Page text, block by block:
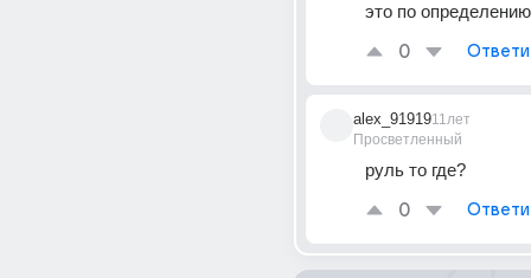
это по
0
alex_91919
Просветленный
11лет
руль то где?
0